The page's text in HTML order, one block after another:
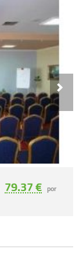
79.37 € por